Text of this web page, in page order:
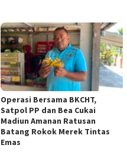
Operasi Bersama BKCHT,
Satpol PP dan Bea Cukai
Madiun Amanan Ratusan
Batang Rokok Merek Tintas
Emas